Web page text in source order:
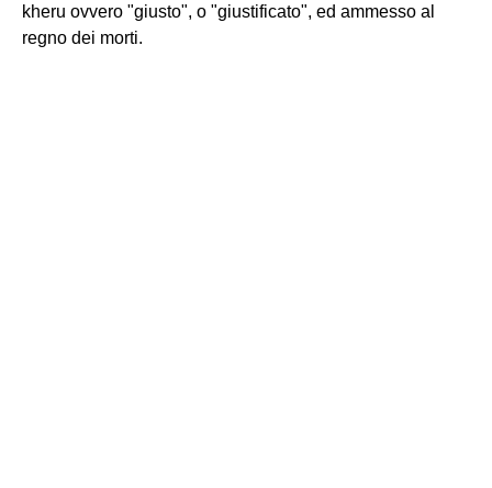
kheru ovvero "giusto", o "giustificato", ed ammesso al
regno dei morti.